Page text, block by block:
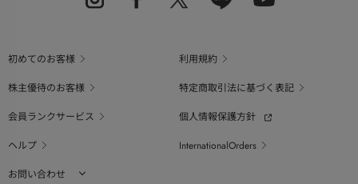
初めてのお客様
利用規約
株主優待のお客様
特定商取引法に基づく表記
会員ランクサービス
個人情報保護方針
ヘルプ
InternationalOrders
お問い合わせ